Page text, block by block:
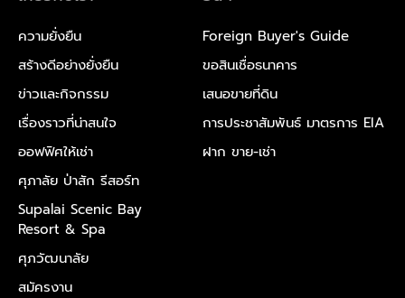
ความยั่งยืน
สร้างดีอย่างยั่งยืน
ข่าวและกิจกรรม
เรื่องราวที่น่าสนใจ
ออฟฟิศให้เช่า
ศุภาลัย ป่าสัก รีสอร์ท
Supalai Scenic Bay
Resort & Spa
ศุภวัฒนาลัย
สมัครงาน
Foreign Buyer's Guide
ขอสินเชื่อธนาคาร
เสนอขายที่ดิน
การประชาสัมพันธ์ มาตรการ EIA
ฝาก ขาย-เช่า